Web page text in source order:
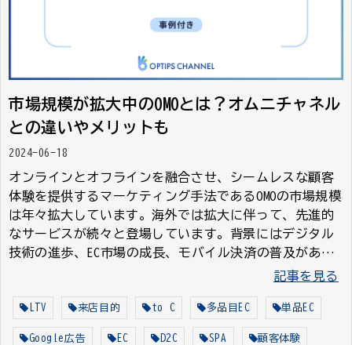
市場規模が拡大中のOMOとは？オムニチャネル
との違いやメリットも
2024-06-18
オンラインとオフラインを融合させ、シームレスな顧客
体験を提供するマーケティング手法であるOMOの市場規模
は年々拡大しています。海外では拡大に伴って、先進的
なサービスが続々と登場しています。背景にはデジタル
技術の進歩、EC市場の成長、モバイル決済の普及があり
ます。日本企業においてもOMOを取り入れ、競争力の強化
記事を見る
LTV 来店目的 to C 多品目EC 単品EC
Google広告 EC D2C SPA 顧客体験